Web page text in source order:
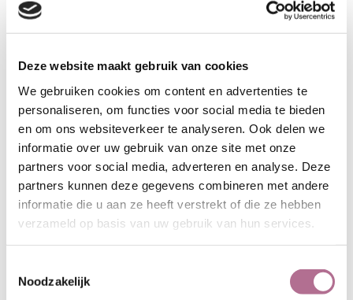
Deze website maakt gebruik van cookies
We gebruiken cookies om content en advertenties te
personaliseren, om functies voor social media te bieden
en om ons websiteverkeer te analyseren. Ook delen we
informatie over uw gebruik van onze site met onze
partners voor social media, adverteren en analyse. Deze
partners kunnen deze gegevens combineren met andere
informatie die u aan ze heeft verstrekt of die ze hebben
verzameld op basis van uw gebruik van hun services.
Noodzakelijk
Gebruikte techniek
: geweven en
Stofsoort:loden
Krimp:ca 1% in beide richtingen
Gewicht:385 gr/m2
Wasvoorschrift: